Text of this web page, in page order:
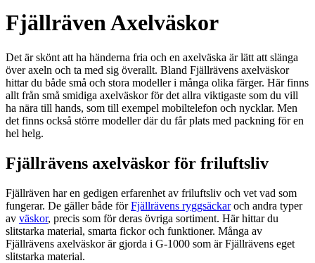
Fjällräven Axelväskor
Det är skönt att ha händerna fria och en axelväska är lätt att slänga
över axeln och ta med sig överallt. Bland Fjällrävens axelväskor
hittar du både små och stora modeller i många olika färger. Här finns
allt från små smidiga axelväskor för det allra viktigaste som du vill
ha nära till hands, som till exempel mobiltelefon och nycklar. Men
det finns också större modeller där du får plats med packning för en
hel helg.
Fjällrävens axelväskor för friluftsliv
Fjällräven har en gedigen erfarenhet av friluftsliv och vet vad som
fungerar. De gäller både förFjällrävens ryggsäckaroch andra typer
av väskor, precis som för deras övriga sortiment. Här hittar du
slitstarka material, smarta fickor och funktioner. Många av
Fjällrävens axelväskor är gjorda i G-1000 som är Fjällrävens eget
slitstarka material.